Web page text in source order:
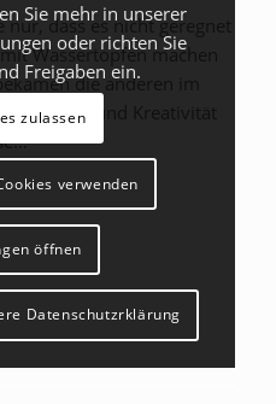
nur, dass es nicht geregnet
Wassertopfen machen
die anderen im
und Kreativität
Sie mehr in unserer
oder richten Sie
Freigaben ein.
zulassen
verwenden
öffnen
Datenschutzrklärung